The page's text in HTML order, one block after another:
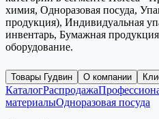
химия, Одноразовая посуда,
продукция), Индивидуальная
инвентарь, Бумажная
оборудование.
Товары Гудвин О компании
КаталогРаспродажа
материалыОдноразовая посуда